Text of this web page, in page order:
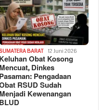
BARAT 12 Juni 2026
Keluhan Obat Kosong
Mencuat, Dinkes
Pasaman: Pengadaan
RSUD Sudah
Menjadi Kewenangan
BLUD